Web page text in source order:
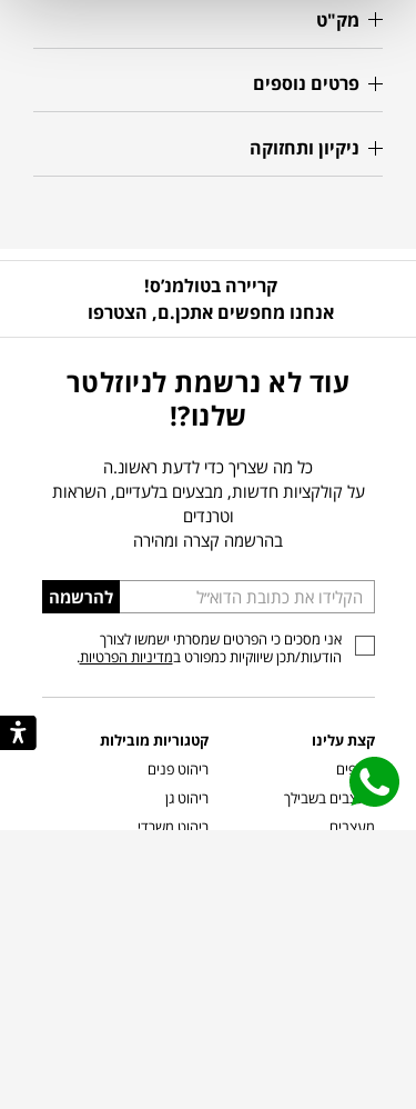
מק"ט
פרטים נוספים
ניקיון ותחזוקה
קריירה בטולמנ’ס!
אנחנו מחפשים אתכן.ם, הצטרפו
עוד לא נרשמת לניוזלטר
שלנו?!
כל מה שצריך כדי לדעת ראשונ.ה
על קולקציות חדשות, מבצעים בלעדיים, השראות
וטרנדים
בהרשמה קצרה ומהירה
הכניסו
כתובת
דוא”ל
להרשמה
אני מסכים כי הפרטים שמסרתי ישמשו לצורך
הודעות/תכן שיווקיות כמפורט במדיניות הפרטיות.
קצת עלינו
סניפים
מעצבים בשבילך
מעצבים
קטגוריות מובילות
ריהוט פנים
ריהוט גן
ריהוט משרדי